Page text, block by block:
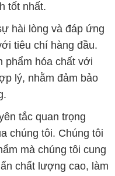
tốt nhất.
hài lòng và đáp ứng
tiêu chí hàng đầu.
phẩm hóa chất với
lý, nhằm đảm bảo
tắc quan trọng
chúng tôi. Chúng tôi
mà chúng tôi cung
chất lượng cao, làm